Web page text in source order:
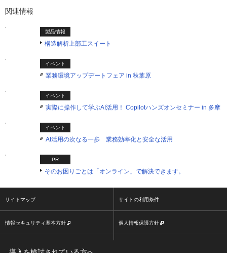
関連情報
製品情報
構造解析上部工スイート
イベント
業務環境アップデートフェア in 秋葉原
イベント
実際に操作して学ぶAI活用！ Copilotハンズオンセミナー in 多摩
イベント
AI活用の次なる一歩 業務効率化と安全な活用
PR
そのお困りごとは「オンライン」で解決できます。
サイトマップ サイトの利用条件
情報セキュリティ基本方針 個人情報保護方針